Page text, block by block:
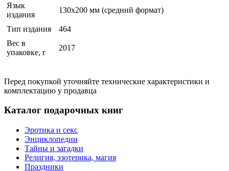
Язык
издания
130х200 мм (средний формат)
Тип издания
464
Вес в
упаковке, г
2017
Перед покупкой уточняйте технические характеристики и
комплектацию у продавца
Каталог подарочных книг
Эротика и секс
Энциклопедии
Тайны и загадки
Религия, эзотерика, магия
Праздники